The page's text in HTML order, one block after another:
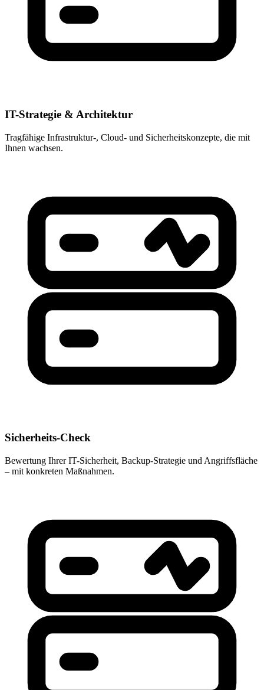
IT-Strategie & Architektur
Tragfähige Infrastruktur-, Cloud- und Sicherheitskonzepte, die mit
Ihnen wachsen.
Sicherheits-Check
Bewertung Ihrer IT-Sicherheit, Backup-Strategie und Angriffsfläche
– mit konkreten Maßnahmen.